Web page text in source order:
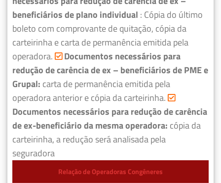
beneficiários de plano individual : Cópia do último
boleto com comprovante de quitação, cópia da
carteirinha e carta de permanência emitida pela
operadora.
Documentos necessários para
redução de carência de ex – beneficiários de PME e
Grupal: carta de permanência emitida pela
operadora anterior e cópia da carteirinha.
Documentos necessários para redução de carência
de ex-beneficiário da mesma operadora: cópia da
carteirinha, a redução será analisada pela
seguradora
Relação de Operadoras Congêneres